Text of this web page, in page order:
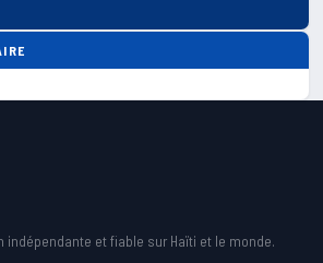
indépendante et fiable sur Haïti et le monde.